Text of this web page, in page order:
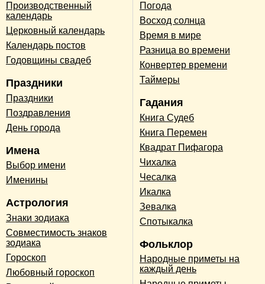
Производственный
календарь
Церковный календарь
Календарь постов
Годовщины свадеб
Праздники
Праздники
Поздравления
День города
Имена
Выбор имени
Именины
Астрология
Знаки зодиака
Совместимость знаков
зодиака
Гороскоп
Любовный гороскоп
Погода
Восход солнца
Время в мире
Разница во времени
Конвертер времени
Таймеры
Гадания
Книга Судеб
Книга Перемен
Квадрат Пифагора
Чихалка
Чесалка
Икалка
Зевалка
Спотыкалка
Фольклор
Народные приметы на
каждый день